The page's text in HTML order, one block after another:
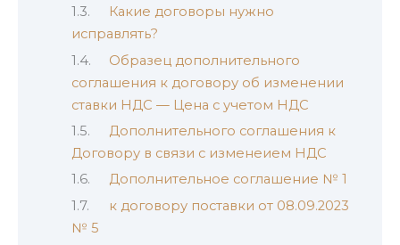
Какие договоры нужно
исправлять?
Образец дополнительного
соглашения к договору об изменении
ставки НДС — Цена с учетом НДС
Дополнительного соглашения к
Договору в связи с изменеием НДС
Дополнительное соглашение № 1
к договору поставки от 08.09.2023
№ 5